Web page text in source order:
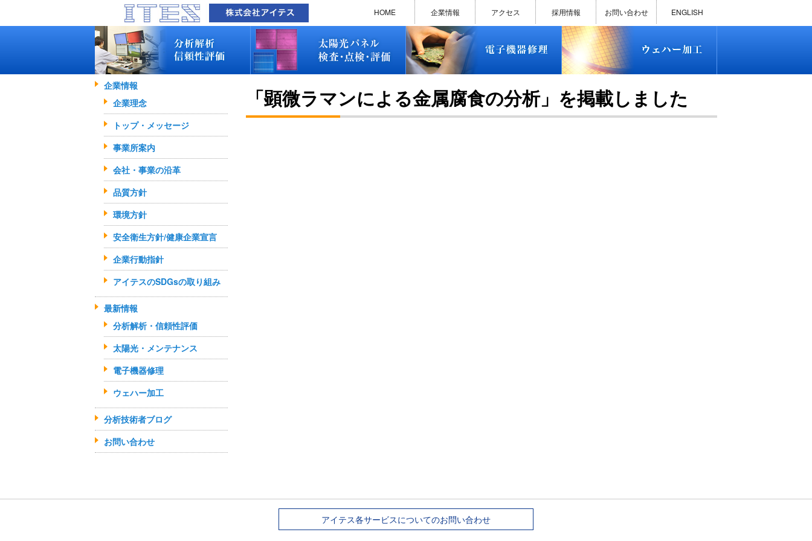
ハ
い）
HOME 企業情報 アクセス 採用情報 お問い合わせ ENGLISH
品質技術サービス TOP
故障解析・構造解析
断面研磨・加工観察・分析
表面・材料・異物・汚染分析
信頼性試験・評価
化学反応機構研究所
装置別メニュー
分析対象
装置一覧
技術資料
最新情報
分析技術者ブログ 太陽光パネル検査・点検・評価
ソラメンテ
EL･PL 検査装置
EL/PL 検査装置 保守サービス
お問い合わせ
販売終了品 修理で延命できる可能性
修理のお申し込みについて
修理実績(PC)
修理実績(PC部品)
修理実績(シーケンサー)
修理実績(インバーター)
修理実績(制御ユニット)
修理実績(モーター)
修理実績(モータードライバー)
修理実績(表示器)
修理実績(電源)
修理実績(マザーボード)
修理実績(基板)
修理実績(その他)
よくあるご質問
メルマガバックナンバー
お問い合わせ 半導体プロセス受託加工サービス
MEMS ファウンドリーサービス
精密貫通孔加工
テスト用膜付きウェハー
評価用めっき付きシリコンウエ
ハ
研削研磨・ダイシング加工
ダイヤモンドワイヤー販売
ウェハー加工実績
ウェハー販売(Si/SOI/SiC/GaAs)
ウェハーケース販売
ICP-MS汚染分析受託サービス
TXRF汚染分析受託サービス
石英基板・ガラスウェハ加工
恋する半導体（セミコイ）
恋するパワー半導体（つよこ
い）
「顕微ラマンによる金属腐食の分析」を掲載しました
企業情報
企業理念
トップ・メッセージ
事業所案内
会社・事業の沿革
品質方針
環境方針
安全衛生方針/健康企業宣言
企業行動指針
アイテスのSDGsの取り組み
最新情報
分析解析・信頼性評価
太陽光・メンテナンス
電子機器修理
ウェハー加工
分析技術者ブログ
お問い合わせ
アイテス各サービスについてのお問い合わせ